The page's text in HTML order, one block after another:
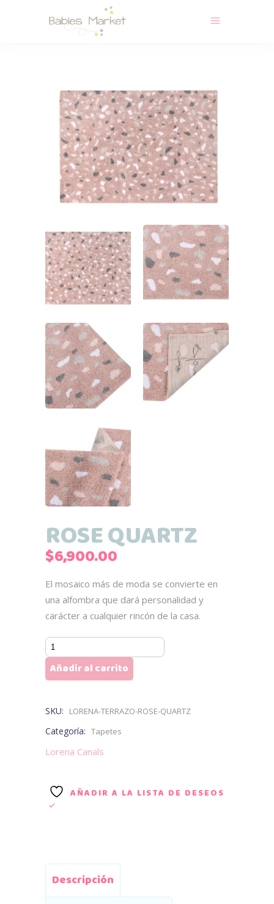
ROSE QUARTZ
$6,900.00
El mosaico más de moda se convierte en
una alfombra que dará personalidad y
carácter a cualquier rincón de la casa.
ROSE
QUARTZ
cantidad
Añadir al carrito
SKU: LORENA-TERRAZO-ROSE-QUARTZ
Categoría: Tapetes
Lorena Canals
AÑADIR A LA LISTA DE DESEOS
Descripción